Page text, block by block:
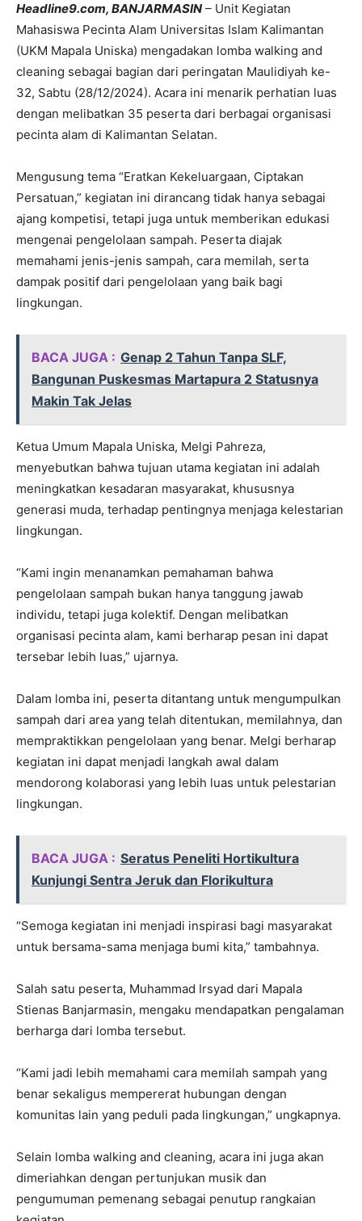
Headline9.com, BANJARMASIN – Unit Kegiatan
Mahasiswa Pecinta Alam Universitas Islam Kalimantan
(UKM Mapala Uniska) mengadakan lomba walking and
cleaning sebagai bagian dari peringatan Maulidiyah ke-
32, Sabtu (28/12/2024). Acara ini menarik perhatian luas
dengan melibatkan 35 peserta dari berbagai organisasi
pecinta alam di Kalimantan Selatan.
Mengusung tema “Eratkan Kekeluargaan, Ciptakan
Persatuan,” kegiatan ini dirancang tidak hanya sebagai
ajang kompetisi, tetapi juga untuk memberikan edukasi
mengenai pengelolaan sampah. Peserta diajak
memahami jenis-jenis sampah, cara memilah, serta
dampak positif dari pengelolaan yang baik bagi
lingkungan.
BACA JUGA : Genap 2 Tahun Tanpa SLF,
Bangunan Puskesmas Martapura 2 Statusnya
Makin Tak Jelas
Ketua Umum Mapala Uniska, Melgi Pahreza,
menyebutkan bahwa tujuan utama kegiatan ini adalah
meningkatkan kesadaran masyarakat, khususnya
generasi muda, terhadap pentingnya menjaga kelestarian
lingkungan.
“Kami ingin menanamkan pemahaman bahwa
pengelolaan sampah bukan hanya tanggung jawab
individu, tetapi juga kolektif. Dengan melibatkan
organisasi pecinta alam, kami berharap pesan ini dapat
tersebar lebih luas,” ujarnya.
Dalam lomba ini, peserta ditantang untuk mengumpulkan
sampah dari area yang telah ditentukan, memilahnya, dan
mempraktikkan pengelolaan yang benar. Melgi berharap
kegiatan ini dapat menjadi langkah awal dalam
mendorong kolaborasi yang lebih luas untuk pelestarian
lingkungan.
BACA JUGA : Seratus Peneliti Hortikultura
Kunjungi Sentra Jeruk dan Florikultura
“Semoga kegiatan ini menjadi inspirasi bagi masyarakat
untuk bersama-sama menjaga bumi kita,” tambahnya.
Salah satu peserta, Muhammad Irsyad dari Mapala
Stienas Banjarmasin, mengaku mendapatkan pengalaman
berharga dari lomba tersebut.
“Kami jadi lebih memahami cara memilah sampah yang
benar sekaligus mempererat hubungan dengan
komunitas lain yang peduli pada lingkungan,” ungkapnya.
Selain lomba walking and cleaning, acara ini juga akan
dimeriahkan dengan pertunjukan musik dan
pengumuman pemenang sebagai penutup rangkaian